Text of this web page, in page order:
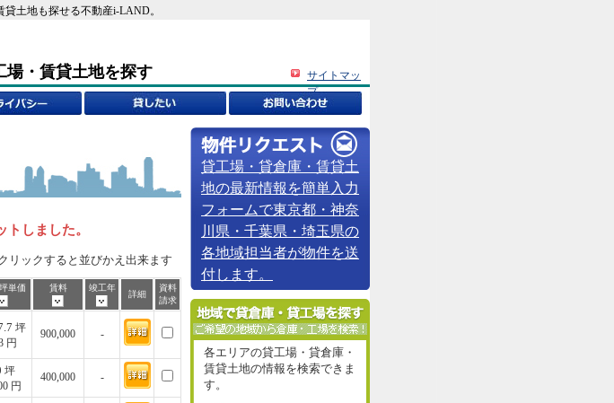
土地も探せる不動産i-LAND。
場・賃貸土地を探す
サイトマッ
プ
貸工場・貸倉庫・賃貸土
地の最新情報を簡単入力
フォームで東京都・神奈
川県・千葉県・埼玉県の
各地域担当者が物件を送
付します。
各エリアの貸工場・貸倉庫・
賃貸土地の情報を検索できま
す。
しました。
リックすると並びかえ出来ます
単価 賃料 竣工年
詳細
資料
請求
坪
円
900,000 -
坪
円
400,000 -